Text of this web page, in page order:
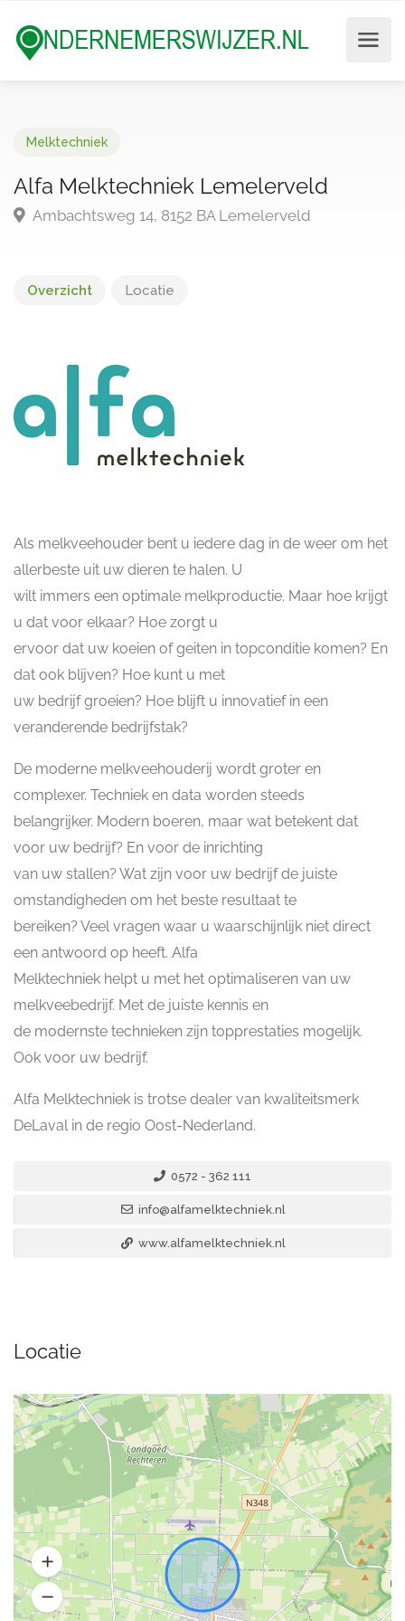
Melktechniek
Alfa Melktechniek Lemelerveld
Ambachtsweg 14, 8152 BA Lemelerveld
Overzicht Locatie
Als melkveehouder bent u iedere dag in de weer om het
allerbeste uit uw dieren te halen. U
wilt immers een optimale melkproductie. Maar hoe krijgt
u dat voor elkaar? Hoe zorgt u
ervoor dat uw koeien of geiten in topconditie komen? En
dat ook blijven? Hoe kunt u met
uw bedrijf groeien? Hoe blijft u innovatief in een
veranderende bedrijfstak?
De moderne melkveehouderij wordt groter en
complexer. Techniek en data worden steeds
belangrijker. Modern boeren, maar wat betekent dat
voor uw bedrijf? En voor de inrichting
van uw stallen? Wat zijn voor uw bedrijf de juiste
omstandigheden om het beste resultaat te
bereiken? Veel vragen waar u waarschijnlijk niet direct
een antwoord op heeft. Alfa
Melktechniek helpt u met het optimaliseren van uw
melkveebedrijf. Met de juiste kennis en
de modernste technieken zijn topprestaties mogelijk.
Ook voor uw bedrijf.
Alfa Melktechniek is trotse dealer van kwaliteitsmerk
DeLaval in de regio Oost-Nederland.
0572 - 362 111
info@alfamelktechniek.nl
www.alfamelktechniek.nl
Locatie